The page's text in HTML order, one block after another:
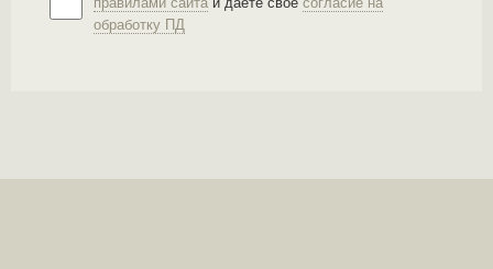
обработку ПД